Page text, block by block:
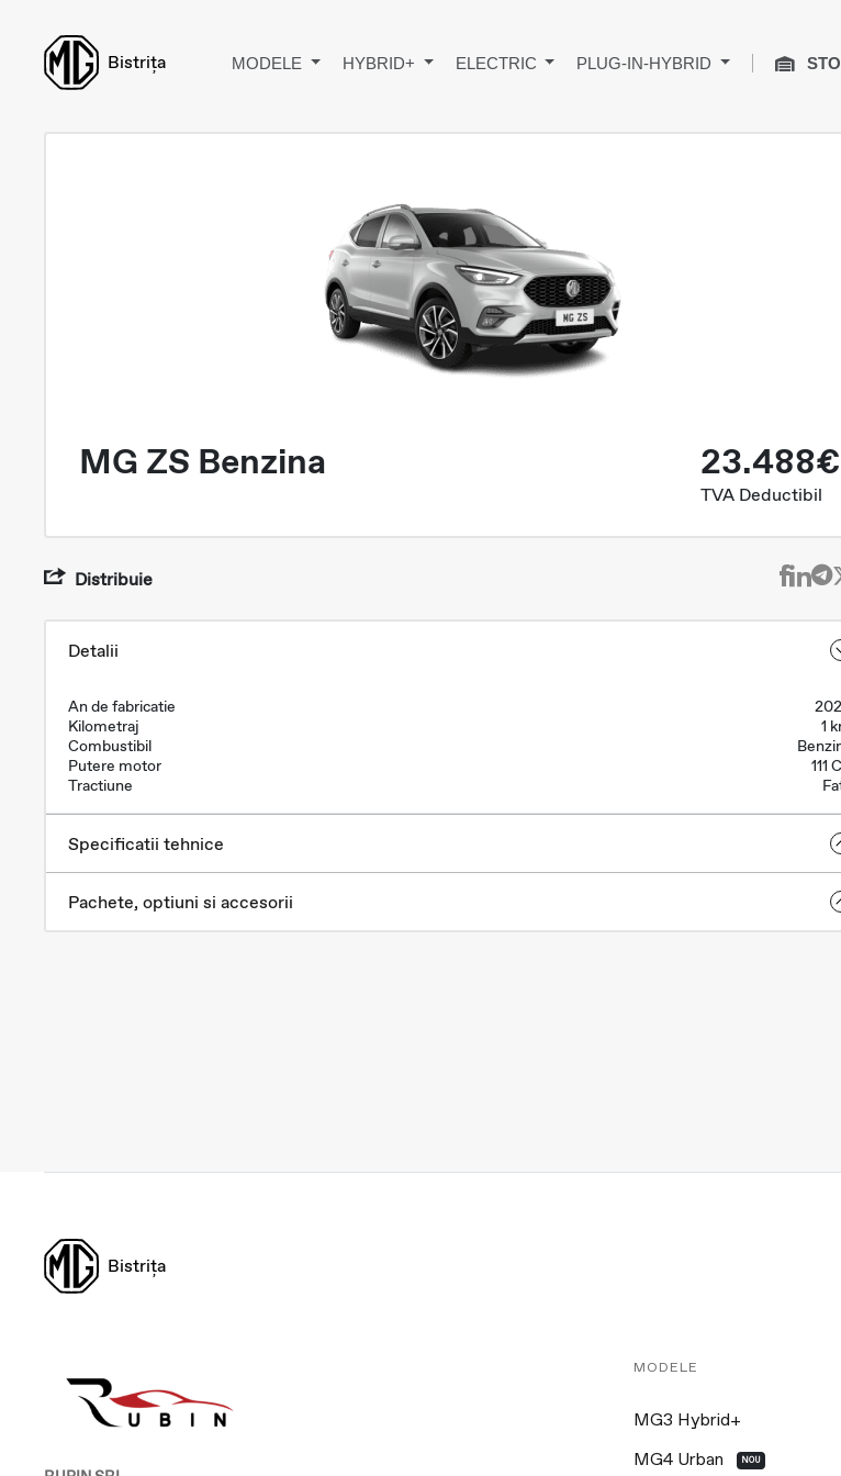
Bistrița MODELE HYBRID+ ELECTRIC PLUG-IN-HYBRID
MG ZS Benzina 23.488€
TVA Deductibil
Distribuie
Detalii
An de fabricatie
Kilometraj
1
Combustibil
Putere motor
111
Tractiune
Specificatii tehnice
Pachete, optiuni si accesorii
Bistrița
MODELE
MG3 Hybrid+
MG4 Urban NOU